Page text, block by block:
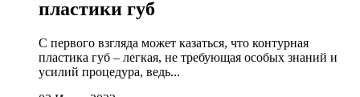
пластики губ
С первого взгляда может казаться, что контурная
пластика губ – легкая, не требующая особых знаний и
усилий процедура, ведь...